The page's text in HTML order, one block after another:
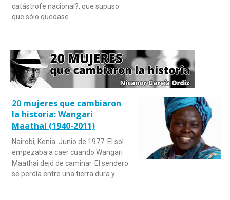
catástrofe nacional?, que supuso
que sólo quedase…
20 mujeres que cambiaron
la historia: Wangari
Maathai (1940-2011)
Nairobi, Kenia. Junio de 1977. El sol
empezaba a caer cuando Wangari
Maathai dejó de caminar. El sendero
se perdía entre una tierra dura y…